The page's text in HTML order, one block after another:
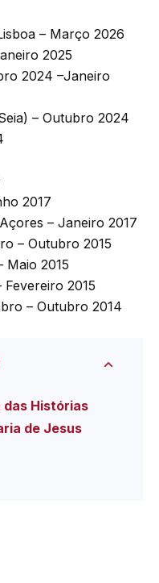
– Março 2026
2025
2024 –Janeiro
– Outubro 2024
2017
– Janeiro 2017
– Outubro 2015
Maio 2015
2015
– Outubro 2014
das Histórias
de Jesus